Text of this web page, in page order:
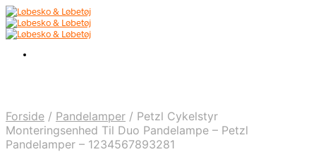
Forside / Pandelamper / Petzl Cykelstyr
Monteringsenhed Til Duo Pandelampe – Petzl
Pandelamper – 1234567893281